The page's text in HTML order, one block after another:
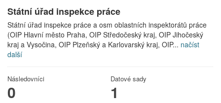
Státní úřad inspekce práce
Státní úřad inspekce práce a osm oblastních inspektorátů práce
(OIP Hlavní město Praha, OIP Středočeský kraj, OIP Jihočeský
kraj a Vysočina, OIP Plzeňský a Karlovarský kraj, OIP... načíst
další
Následovníci
0
Datové sady
1